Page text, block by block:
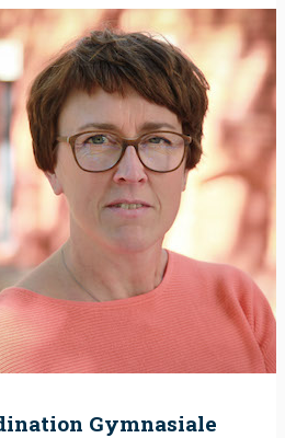
Gymnasiale